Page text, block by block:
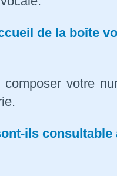
de la boîte
votre
ils